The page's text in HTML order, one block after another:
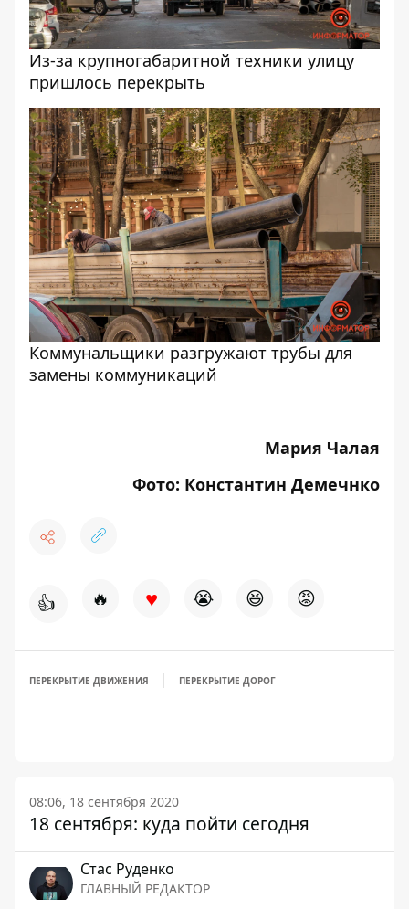
Из-за крупногабаритной техники улицу
пришлось перекрыть
Коммунальщики разгружают трубы для
замены коммуникаций
Мария Чалая
Фото: Константин Демечнко
👍 🔥 ♥ 😭 😆 😡
ПЕРЕКРЫТИЕ ДВИЖЕНИЯ ПЕРЕКРЫТИЕ ДОРОГ
08:06, 18 сентября 2020
18 сентября: куда пойти сегодня
Стаc Руденко
ГЛАВНЫЙ РЕДАКТОР